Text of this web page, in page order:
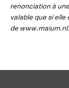
renonciation à
valable que si
de www.maium.nl.